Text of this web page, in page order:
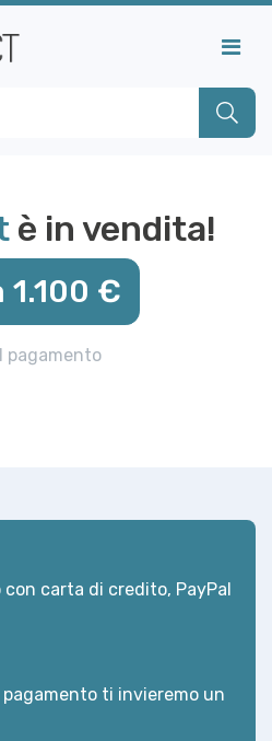
è in vendita!
€
pagamento
con carta di credito, PayPal
ti invieremo un